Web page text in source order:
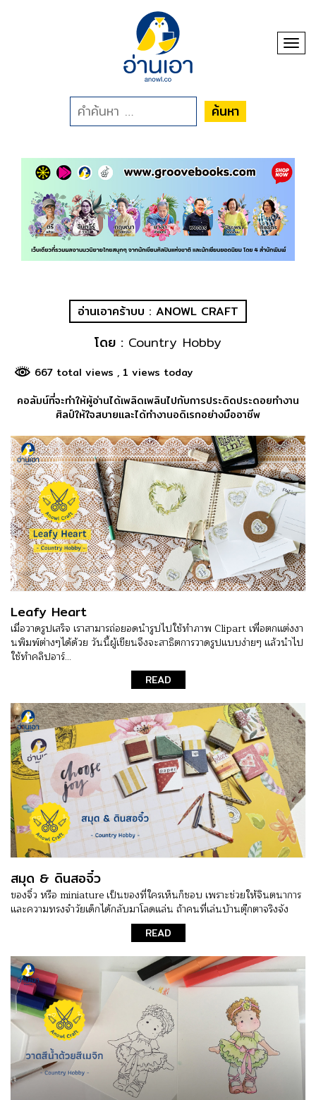
ค้นหา
อ่านเอาคร้าบบ : ANOWL CRAFT
โดย : Country Hobby
667 total views , 1 views today
คอลัมน์ที่จะทำให้ผู้อ่านได้เพลิดเพลินไปกับการประดิดประดอยทำงาน
ศิลป์ให้ใจสบายและได้ทำงานอดิเรกอย่างมืออาชีพ
Leafy Heart
เมื่อวาดรูปเสร็จ เราสามารถ่อยอดนำรูปไปใช้ทำภาพ Clipart เพื่อตกแต่งงา
นพิมพ์ต่างๆได้ด้วย วันนี้ผู้เขียนจึงจะสาธิตการวาดรูปแบบง่ายๆ แล้วนำไป
ใช้ทำคลิปอาร์...
READ
สมุด & ดินสอจิ๋ว
ของจิ๋ว หรือ miniature เป็นของที่ใครเห็นก็ชอบ เพราะช่วยให้จินตนาการ
และความทรงจำวัยเด็กได้กลับมาโลดแล่น ถ้าคนที่เล่นบ้านตุ๊กตาจริงจัง
READ